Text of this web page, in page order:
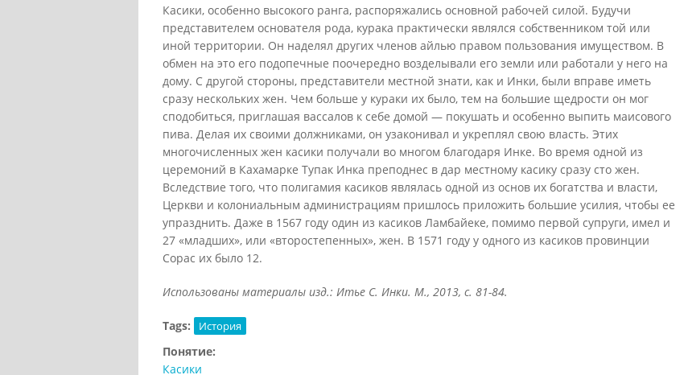
Касики, особенно высокого ранга, распоряжались основной рабочей силой. Будучи
представителем основателя рода, курака практически являлся собственником той или
иной территории. Он наделял других членов айлью правом пользования имуществом. В
обмен на это его подопечные поочередно возделывали его земли или работали у него на
дому. С другой стороны, представители местной знати, как и Инки, были вправе иметь
сразу нескольких жен. Чем больше у кураки их было, тем на большие щедрости он мог
сподобиться, приглашая вассалов к себе домой — покушать и особенно выпить маисового
пива. Делая их своими должниками, он узаконивал и укреплял свою власть. Этих
многочисленных жен касики получали во многом благодаря Инке. Во время одной из
церемоний в Кахамарке Тупак Инка преподнес в дар местному касику сразу сто жен.
Вследствие того, что полигамия касиков являлась одной из основ их богатства и власти,
Церкви и колониальным администрациям пришлось приложить большие усилия, чтобы ее
упразднить. Даже в 1567 году один из касиков Ламбайеке, помимо первой супруги, имел и
27 «младших», или «второстепенных», жен. В 1571 году у одного из касиков провинции
Сорас их было 12.
Использованы материалы изд.: Итье С. Инки. М., 2013, с. 81-84.
Tags: История
Понятие:
Касики